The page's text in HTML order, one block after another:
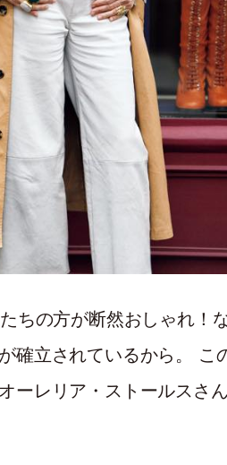
ちの方が断然おしゃれ！
確立されているから。 こ
ーレリア・ストールスさ